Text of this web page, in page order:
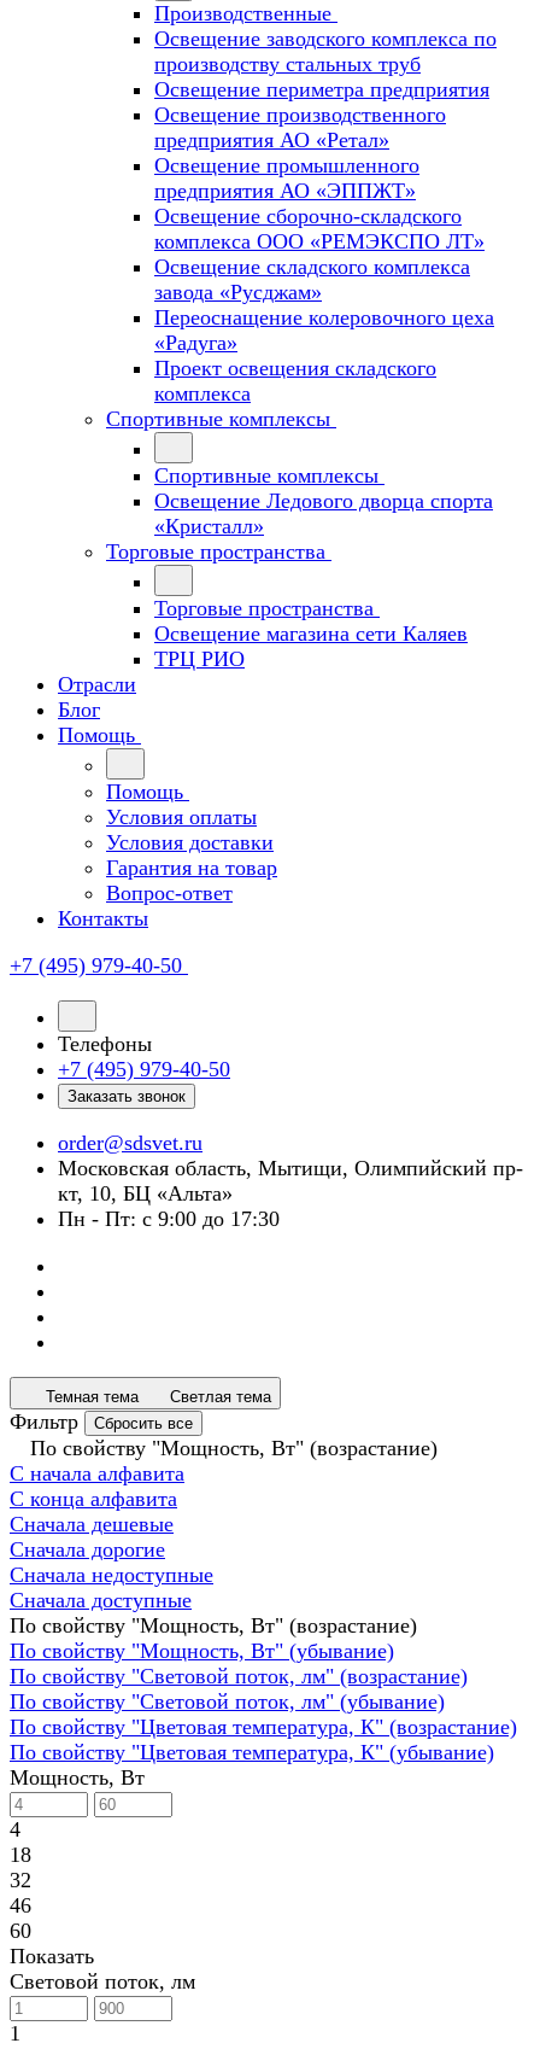
Производственные
Освещение заводского комплекса по
производству стальных труб
Освещение периметра предприятия
Освещение производственного
предприятия АО «Ретал»
Освещение промышленного
предприятия АО «ЭППЖТ»
Освещение сборочно-складского
комплекса ООО «РЕМЭКСПО ЛТ»
Освещение складского комплекса
завода «Русджам»
Переоснащение колеровочного цеха
«Радуга»
Проект освещения складского
комплекса
Спортивные комплексы
Спортивные комплексы
Освещение Ледового дворца спорта
«Кристалл»
Торговые пространства
Торговые пространства
Освещение магазина сети Каляев
ТРЦ РИО
Отрасли
Блог
Помощь
Помощь
Условия оплаты
Условия доставки
Гарантия на товар
Вопрос-ответ
Контакты
+7 (495) 979-40-50
Телефоны
+7 (495) 979-40-50
Заказать звонок
order@sdsvet.ru
Московская область, Мытищи, Олимпийский пр-
кт, 10, БЦ «Альта»
Пн - Пт: с 9:00 до 17:30
Темная тема Светлая тема
Фильтр Сбросить все
По свойству "Мощность, Вт" (возрастание)
С начала алфавита
С конца алфавита
Сначала дешевые
Сначала дорогие
Сначала недоступные
Сначала доступные
По свойству "Мощность, Вт" (возрастание)
По свойству "Мощность, Вт" (убывание)
По свойству "Световой поток, лм" (возрастание)
По свойству "Световой поток, лм" (убывание)
По свойству "Цветовая температура, К" (возрастание)
По свойству "Цветовая температура, К" (убывание)
Мощность, Вт
4
18
32
46
60
Показать
Световой поток, лм
1